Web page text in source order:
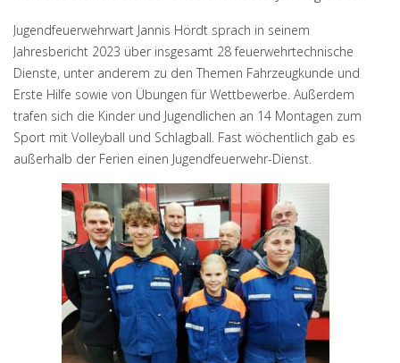
Jugendfeuerwehrwart Jannis Hördt sprach in seinem
Jahresbericht 2023 über insgesamt 28 feuerwehrtechnische
Dienste, unter anderem zu den Themen Fahrzeugkunde und
Erste Hilfe sowie von Übungen für Wettbewerbe. Außerdem
trafen sich die Kinder und Jugendlichen an 14 Montagen zum
Sport mit Volleyball und Schlagball. Fast wöchentlich gab es
außerhalb der Ferien einen Jugendfeuerwehr-Dienst.